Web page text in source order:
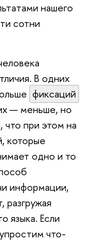
нашего
сотни
В одних
фиксаций
— меньше, но
при этом на
которые
одно и то
информации,
разгружая
языка. Если
что-